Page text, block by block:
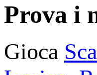
Prova i
Gioca